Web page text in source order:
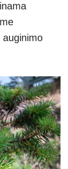
auginimo